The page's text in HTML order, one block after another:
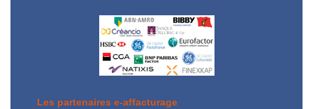
Les partenaires e-affacturage